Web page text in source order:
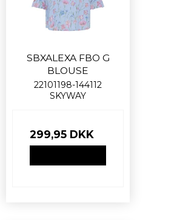
SBXALEXA FBO G
BLOUSE
22101198-144112
SKYWAY
299,95 DKK